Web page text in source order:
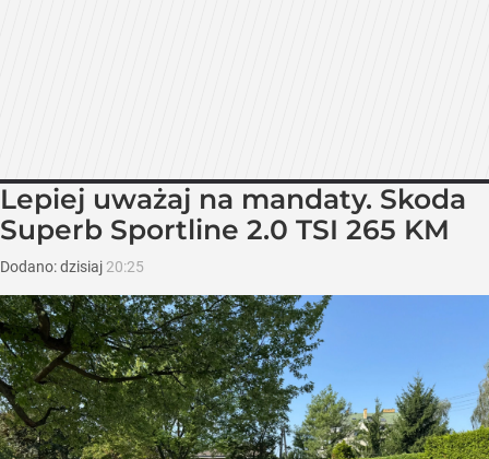
Lepiej uważaj na mandaty. Skoda
Superb Sportline 2.0 TSI 265 KM
Dodano:dzisiaj 20:25